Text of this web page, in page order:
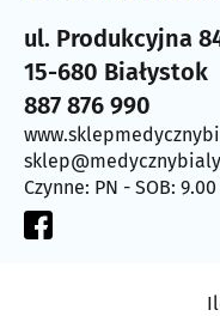
ul. Produkcyjna
15-680 Białystok
887 876 990
Czynne: PN - SOB: